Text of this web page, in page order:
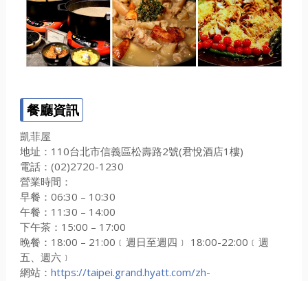
餐廳資訊
凱菲屋
地址：110台北市信義區松壽路2號(君悅酒店1樓)
電話：(02)2720-1230
營業時間：
早餐：06:30 – 10:30
午餐：11:30 – 14:00
下午茶：15:00 – 17:00
晚餐：18:00 – 21:00﹝週日至週四﹞ 18:00-22:00﹝週
五、週六﹞
網站： https://taipei.grand.hyatt.com/zh-